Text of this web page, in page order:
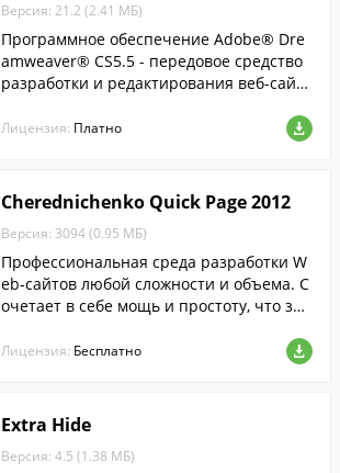
Версия: 21.2 (2.41 МБ)
Программное обеспечение Adobe® Dre
amweaver® CS5.5 - передовое средство
разработки и редактирования веб-сайто
ое позволяет создавать проекты для нас
Лицензия: Платно
Cherednichenko Quick Page 2012
Версия: 3094 (0.95 МБ)
Профессиональная среда разработки W
eb-сайтов любой сложности и объема. C
очетает в себе мощь и простоту, что зна
ейшему распространению продукта.
Лицензия: Бесплатно
Extra Hide
Версия: 4.5 (1.38 МБ)